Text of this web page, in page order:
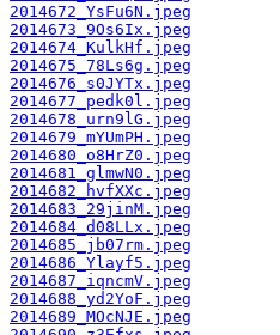
2014672_YsFu6N.jpeg
2014673_9Os6Ix.jpeg
2014674_KulkHf.jpeg
2014675_78Ls6g.jpeg
2014676_s0JYTx.jpeg
2014677_pedk0l.jpeg
2014678_urn9lG.jpeg
2014679_mYUmPH.jpeg
2014680_o8HrZ0.jpeg
2014681_glmwN0.jpeg
2014682_hvfXXc.jpeg
2014683_29jinM.jpeg
2014684_d08LLx.jpeg
2014685_jb07rm.jpeg
2014686_Ylayf5.jpeg
2014687_iqncmV.jpeg
2014688_yd2YoF.jpeg
2014689_MOcNJE.jpeg